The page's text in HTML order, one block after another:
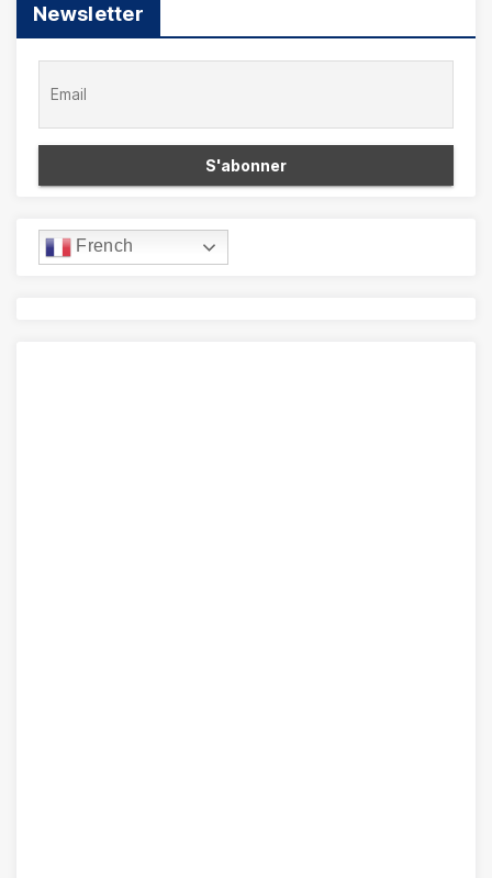
Newsletter
French